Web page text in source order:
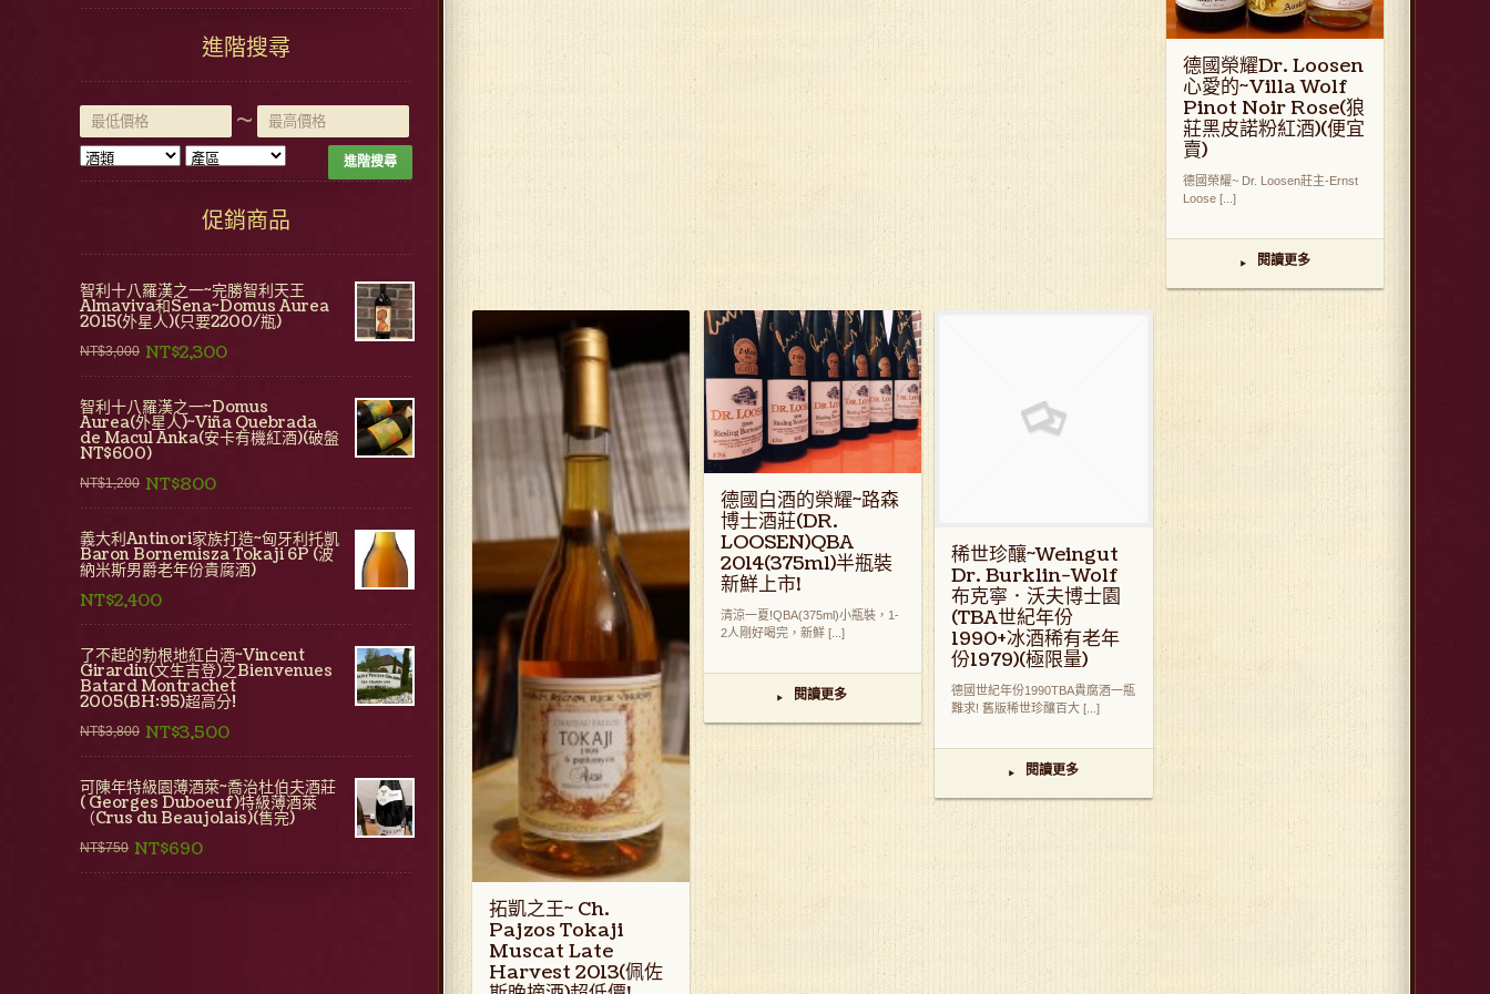
進階搜尋
~
進階搜尋
促銷商品
智利十八羅漢之一~完勝智利天王
Almaviva和Sena~Domus Aurea
2015(外星人)(只要2200/瓶)
NT$3,000 NT$2,300
智利十八羅漢之一~Domus
Aurea(外星人)~Viña Quebrada
de Macul Anka(安卡有機紅酒)(破盤
NT$600)
NT$1,200 NT$800
義大利Antinori家族打造~匈牙利托凱
Baron Bornemisza Tokaji 6P (波
納米斯男爵老年份貴腐酒)
NT$2,400
了不起的勃根地紅白酒~Vincent
Girardin(文生吉登)之Bienvenues
Batard Montrachet
2005(BH:95)超高分!
NT$3,800 NT$3,500
可陳年特級園薄酒萊~喬治杜伯夫酒莊
( Georges Duboeuf)特級薄酒萊
（Crus du Beaujolais)(售完)
NT$750 NT$690
德國榮耀Dr. Loosen
心愛的~Villa Wolf
Pinot Noir Rose(狼
莊黑皮諾粉紅酒)(便宜
賣)
德國榮耀~ Dr. Loosen莊主-Ernst
Loose [...]
▸ 閱讀更多
拓凱之王~ Ch.
Pajzos Tokaji
Muscat Late
Harvest 2013(佩佐
德國白酒的榮耀~路森
博士酒莊(DR.
LOOSEN)QBA
2014(375ml)半瓶裝
新鮮上市!
清涼一夏!QBA(375ml)小瓶裝，1-
2人剛好喝完，新鮮 [...]
▸ 閱讀更多
稀世珍釀~Weingut
Dr. Burklin-Wolf
布克寧．沃夫博士園
(TBA世紀年份
1990+冰酒稀有老年
份1979)(極限量)
德國世紀年份1990TBA貴腐酒一瓶
難求! 舊版稀世珍釀百大 [...]
▸ 閱讀更多